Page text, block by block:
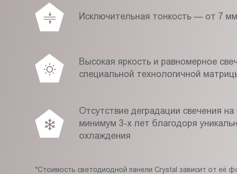
Исключительная тонкость — от 7 мм
Высокая яркость и равномерное
специальной технологичной
Отсутствие деградации свечения
минимум 3-х лет благодоря
охлаждения
*Стоимость светодиодной панели Crystal зависит от её